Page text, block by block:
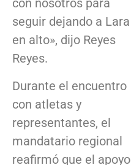
con nosotros para
seguir dejando a Lara
en alto», dijo Reyes
Reyes.
Durante el encuentro
con atletas y
representantes, el
mandatario regional
reafirmó que el apoyo